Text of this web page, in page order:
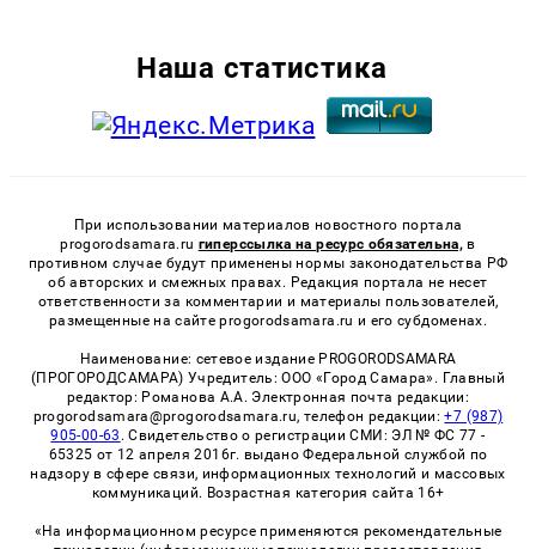
Наша статистика
При использовании материалов новостного портала
progorodsamara.ru гиперссылка на ресурс обязательна, в
противном случае будут применены нормы законодательства РФ
об авторских и смежных правах. Редакция портала не несет
ответственности за комментарии и материалы пользователей,
размещенные на сайте progorodsamara.ru и его субдоменах.
Наименование: сетевое издание PROGORODSAMARA
(ПРОГОРОДСАМАРА) Учредитель: ООО «Город Самара». Главный
редактор: Романова А.А. Электронная почта редакции:
progorodsamara@progorodsamara.ru, телефон редакции:+7 (987)
905-00-63 . Свидетельство о регистрации СМИ: ЭЛ № ФС 77 -
65325 от 12 апреля 2016г. выдано Федеральной службой по
надзору в сфере связи, информационных технологий и массовых
коммуникаций. Возрастная категория сайта 16+
«На информационном ресурсе применяются рекомендательные